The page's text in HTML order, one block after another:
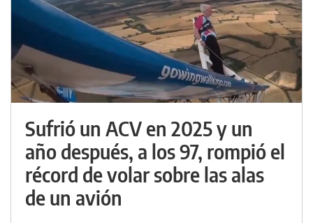
Sufrió un ACV en 2025 y un
año después, a los 97, rompió el
récord de volar sobre las alas
de un avión